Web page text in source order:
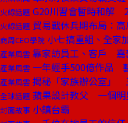
火線話題 G20川習會暫時和解
火線話題 貿易戰休兵期布局：
商周CEO學院 小七搞重組、全
產業風雲 靠家訪員工、客戶 嘉
產業風雲 一年經手500億作品
產業風雲 揭秘「家族辦公室」
全球話題 蘋果設計教父 一個明
封面故事 小鎮台霸